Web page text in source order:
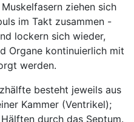
ziehen sich
im Takt zusammen -
lockern sich wieder,
Organe kontinuierlich mit
werden.
besteht jeweils aus
Kammer (Ventrikel);
durch das Septum.